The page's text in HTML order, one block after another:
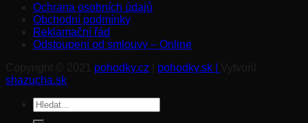
Ochrana osobních údajů
Obchodní podmínky
Reklamační řád
Odstoupení od smlouvy – Online
Copyright © 2021 pohodky.cz pohodky.sk | Vytvoril
shazucha.sk
Hledat: